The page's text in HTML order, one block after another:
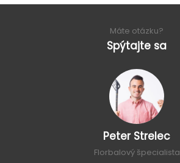
Máte otázku?
Spýtajte sa
Peter Strelec
Florbalový špecialista